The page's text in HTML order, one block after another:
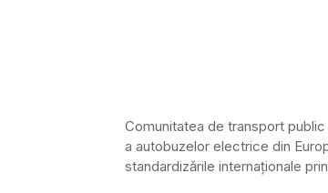
Comunitatea de transport
a autobuzelor electrice din
standardizările internaționale